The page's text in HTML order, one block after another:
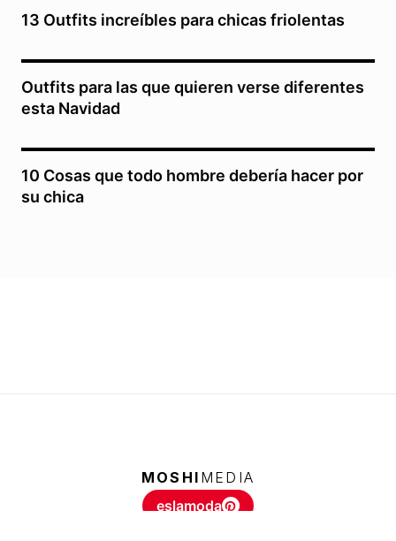
13 Outfits increíbles para chicas friolentas
Outfits para las que quieren verse diferentes
esta Navidad
10 Cosas que todo hombre debería hacer por
su chica
MOSHI MEDIA
eslamoda